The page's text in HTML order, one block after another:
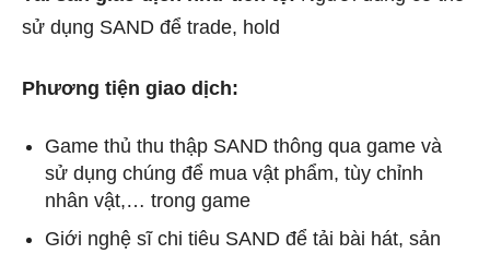
sử dụng SAND để trade, hold
Phương tiện giao dịch:
Game thủ thu thập SAND thông qua game và
sử dụng chúng để mua vật phẩm, tùy chỉnh
nhân vật,… trong game
Giới nghệ sĩ chi tiêu SAND để tải bài hát, sản